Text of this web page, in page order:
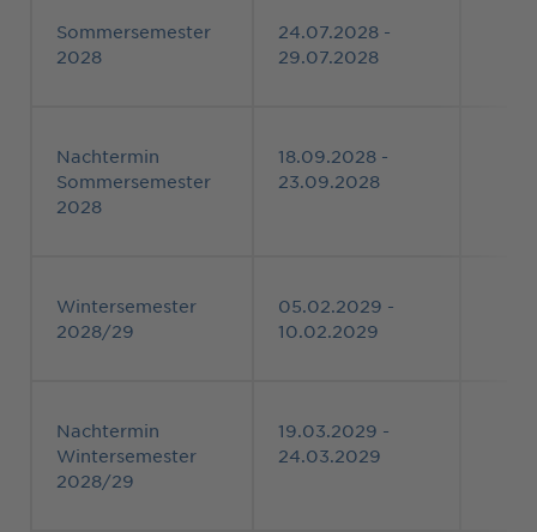
Sommersemester
2028
24.07.2028 -
29.07.2028
Nachtermin
Sommersemester
2028
18.09.2028 -
23.09.2028
Wintersemester
2028/29
05.02.2029 -
10.02.2029
Nachtermin
Wintersemester
2028/29
19.03.2029 -
24.03.2029